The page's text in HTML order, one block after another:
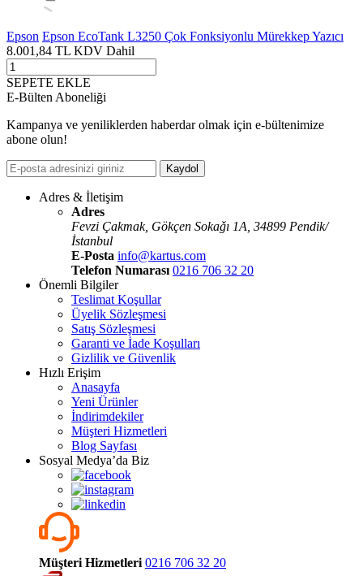
Epson Epson EcoTank L3250 Çok Fonksiyonlu Mürekkep Yazıcı
8.001,84 TL KDV Dahil
SEPETE EKLE
E-Bülten Aboneliği
Kampanya ve yeniliklerden haberdar olmak için e-bültenimize
abone olun!
Kaydol
Adres & İletişim
Adres
Fevzi Çakmak, Gökçen Sokaǧı 1A, 34899 Pendik/
İstanbul
E-Posta info@kartus.com
Telefon Numarası 0216 706 32 20
Önemli Bilgiler
Teslimat Koşullar
Üyelik Sözleşmesi
Satış Sözleşmesi
Garanti ve İade Koşulları
Gizlilik ve Güvenlik
Hızlı Erişim
Anasayfa
Yeni Ürünler
İndirimdekiler
Müşteri Hizmetleri
Blog Sayfası
Sosyal Medya’da Biz
Müşteri Hizmetleri 0216 706 32 20